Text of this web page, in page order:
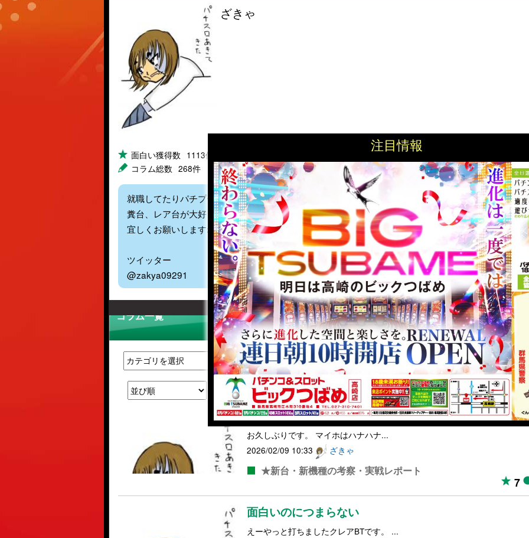
注目情報
ざきゃ
面白い獲得数 1113件
コラム総数 268件
就職してたりパチプーだったり絵に描いたようなマダオです。
糞台、レア台が大好きですｗ
宜しくお願いしますね
ツイッター
@zakya09291
コラム一覧
スマスロハナビ実戦
お久しぶりです。 マイホはハナハナ...
2026/02/09 10:33
ざきゃ
★新台・新機種の考察・実戦レポート
7
面白いのにつまらない
えーやっと打ちましたクレアBTです。 ...